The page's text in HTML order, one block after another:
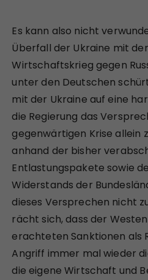
Es kann also nicht
Überfall der Ukraine mit
Wirtschaftskrieg gegen
unter den Deutschen
mit der Ukraine auf eine
die Regierung das
gegenwärtigen Krise allein
anhand der bisher
Entlastungspakete sowie
Widerstands der
dieses Versprechen nicht
rächt sich, dass der
erachteten Sanktionen als
Angriff immer mal wieder
die eigene Wirtschaft und